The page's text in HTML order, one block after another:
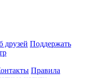
друзей Поддержать
Правила